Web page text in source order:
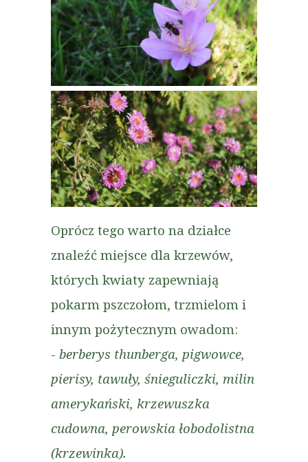
Oprócz tego warto na działce
znaleźć miejsce dla krzewów,
których kwiaty zapewniają
pokarm pszczołom, trzmielom i
innym pożytecznym owadom:
- berberys thunberga, pigwowce,
pierisy, tawuły, śnieguliczki, milin
amerykański, krzewuszka
cudowna, perowskia łobodolistna
(krzewinka).